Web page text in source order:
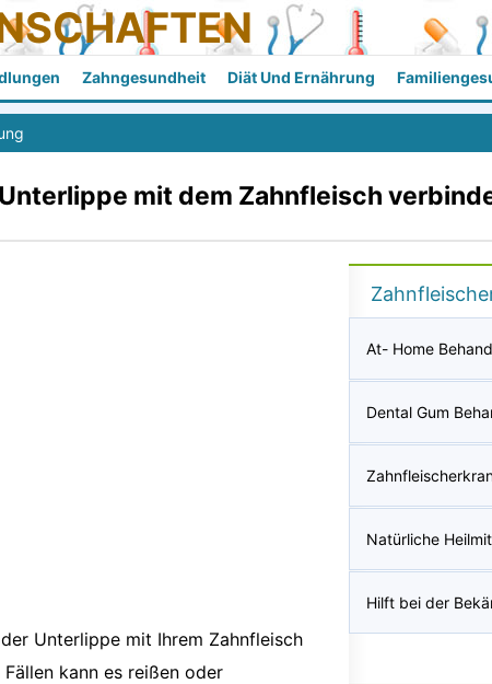
Zahngesundheit Diät Und Ernährung
mit dem Zahnfleisch
Unterlippe mit Ihrem Zahnfleisch
kann es reißen oder
Dental Gum
Natürliche